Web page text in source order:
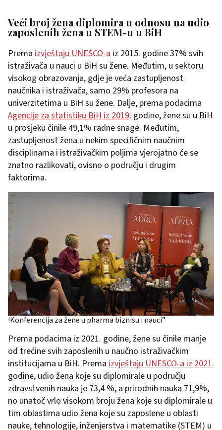
Veći broj žena diplomira u odnosu na udio
zaposlenih žena u STEM-u u BiH
Prema izvještaju UNESCO-a iz 2015. godine 37% svih
istraživača u nauci u BiH su žene. Međutim, u sektoru
visokog obrazovanja, gdje je veća zastupljenost
naučnika i istraživača, samo 29% profesora na
univerzitetima u BiH su žene. Dalje, prema podacima
Agencije za statistiku BiH iz 2019. godine, žene su u BiH
u prosjeku činile 49,1% radne snage. Međutim,
zastupljenost žena u nekim specifičnim naučnim
disciplinama i istraživačkim poljima vjerojatno će se
znatno razlikovati, ovisno o području i drugim
faktorima.
!Konferencija za žene u pharma biznisu i nauci”
Prema podacima iz 2021. godine, žene su činile manje
od trećine svih zaposlenih u naučno istraživačkim
institucijama u BiH. Prema izvještaju UNESCO-a iz 2021.
godine, udio žena koje su diplomirale u području
zdravstvenih nauka je 73,4 %, a prirodnih nauka 71,9%,
no unatoč vrlo visokom broju žena koje su diplomirale u
tim oblastima udio žena koje su zaposlene u oblasti
nauke, tehnologije, inženjerstva i matematike (STEM) u